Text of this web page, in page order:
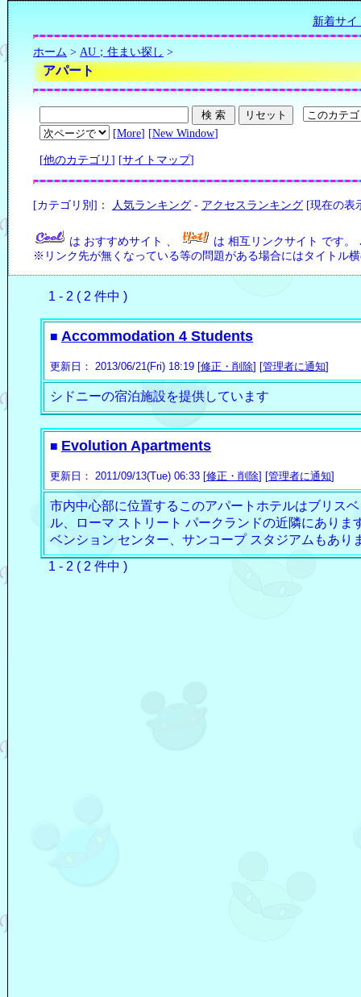
新着サイ
ホーム > AU；住まい探し >
アパート
[More] [New Window]
[他のカテゴリ ] [サイトマップ]
[カテゴリ別]： 人気ランキング - アクセスランキング [現在の表
は おすすめサイト 、 は 相互リンクサイト です。
※リンク先が無くなっている等の問題がある場合にはタイトル
1 - 2 ( 2 件中 )
■ Accommodation 4 Students
更新日： 2013/06/21(Fri) 18:19 [修正・削除] [管理者に通知]
シドニーの宿泊施設を提供しています
■ Evolution Apartments
更新日： 2011/09/13(Tue) 06:33 [修正・削除] [管理者に通知]
市内中心部に位置するこのアパートホテルはブリス
ル、ローマ ストリート パークランドの近隣にありま
ベンション センター、サンコープ スタジアムもあり
1 - 2 ( 2 件中 )